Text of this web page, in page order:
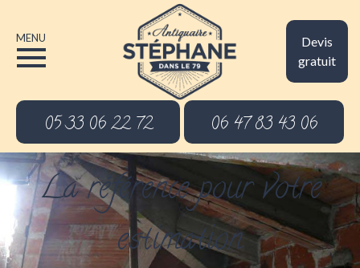
Devis
gratuit
MENU
05 33 06 22 72 06 47 83 43 06
La référence pour votre
estimation